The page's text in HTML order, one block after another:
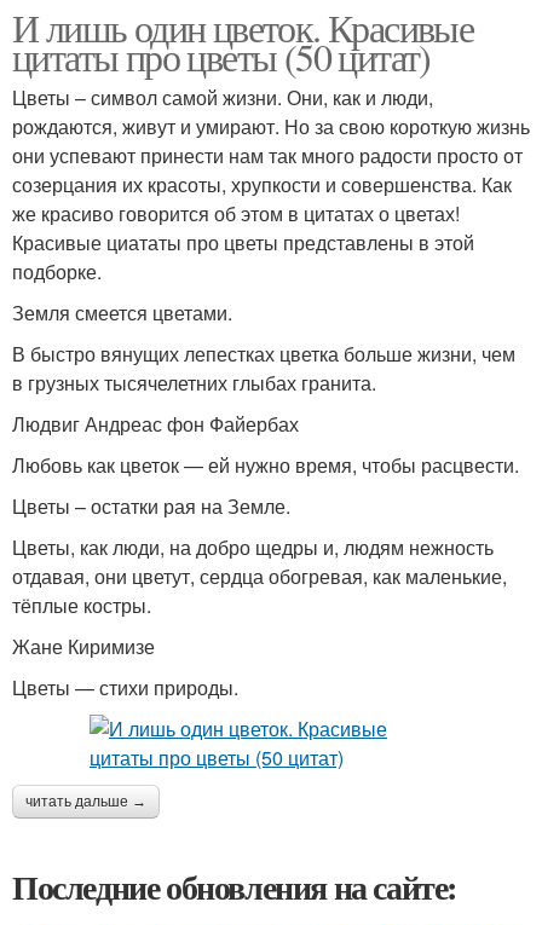
И лишь один цветок. Красивые
цитаты про цветы (50 цитат)
Цветы – символ самой жизни. Они, как и люди,
рождаются, живут и умирают. Но за свою короткую жизнь
они успевают принести нам так много радости просто от
созерцания их красоты, хрупкости и совершенства. Как
же красиво говорится об этом в цитатах о цветах!
Красивые циататы про цветы представлены в этой
подборке.
Земля смеется цветами.
В быстро вянущих лепестках цветка больше жизни, чем
в грузных тысячелетних глыбах гранита.
Людвиг Андреас фон Файербах
Любовь как цветок — ей нужно время, чтобы расцвести.
Цветы – остатки рая на Земле.
Цветы, как люди, на добро щедры и, людям нежность
отдавая, они цветут, сердца обогревая, как маленькие,
тёплые костры.
Жане Киримизе
Цветы — стихи природы.
читать дальше →
Последние обновления на сайте: